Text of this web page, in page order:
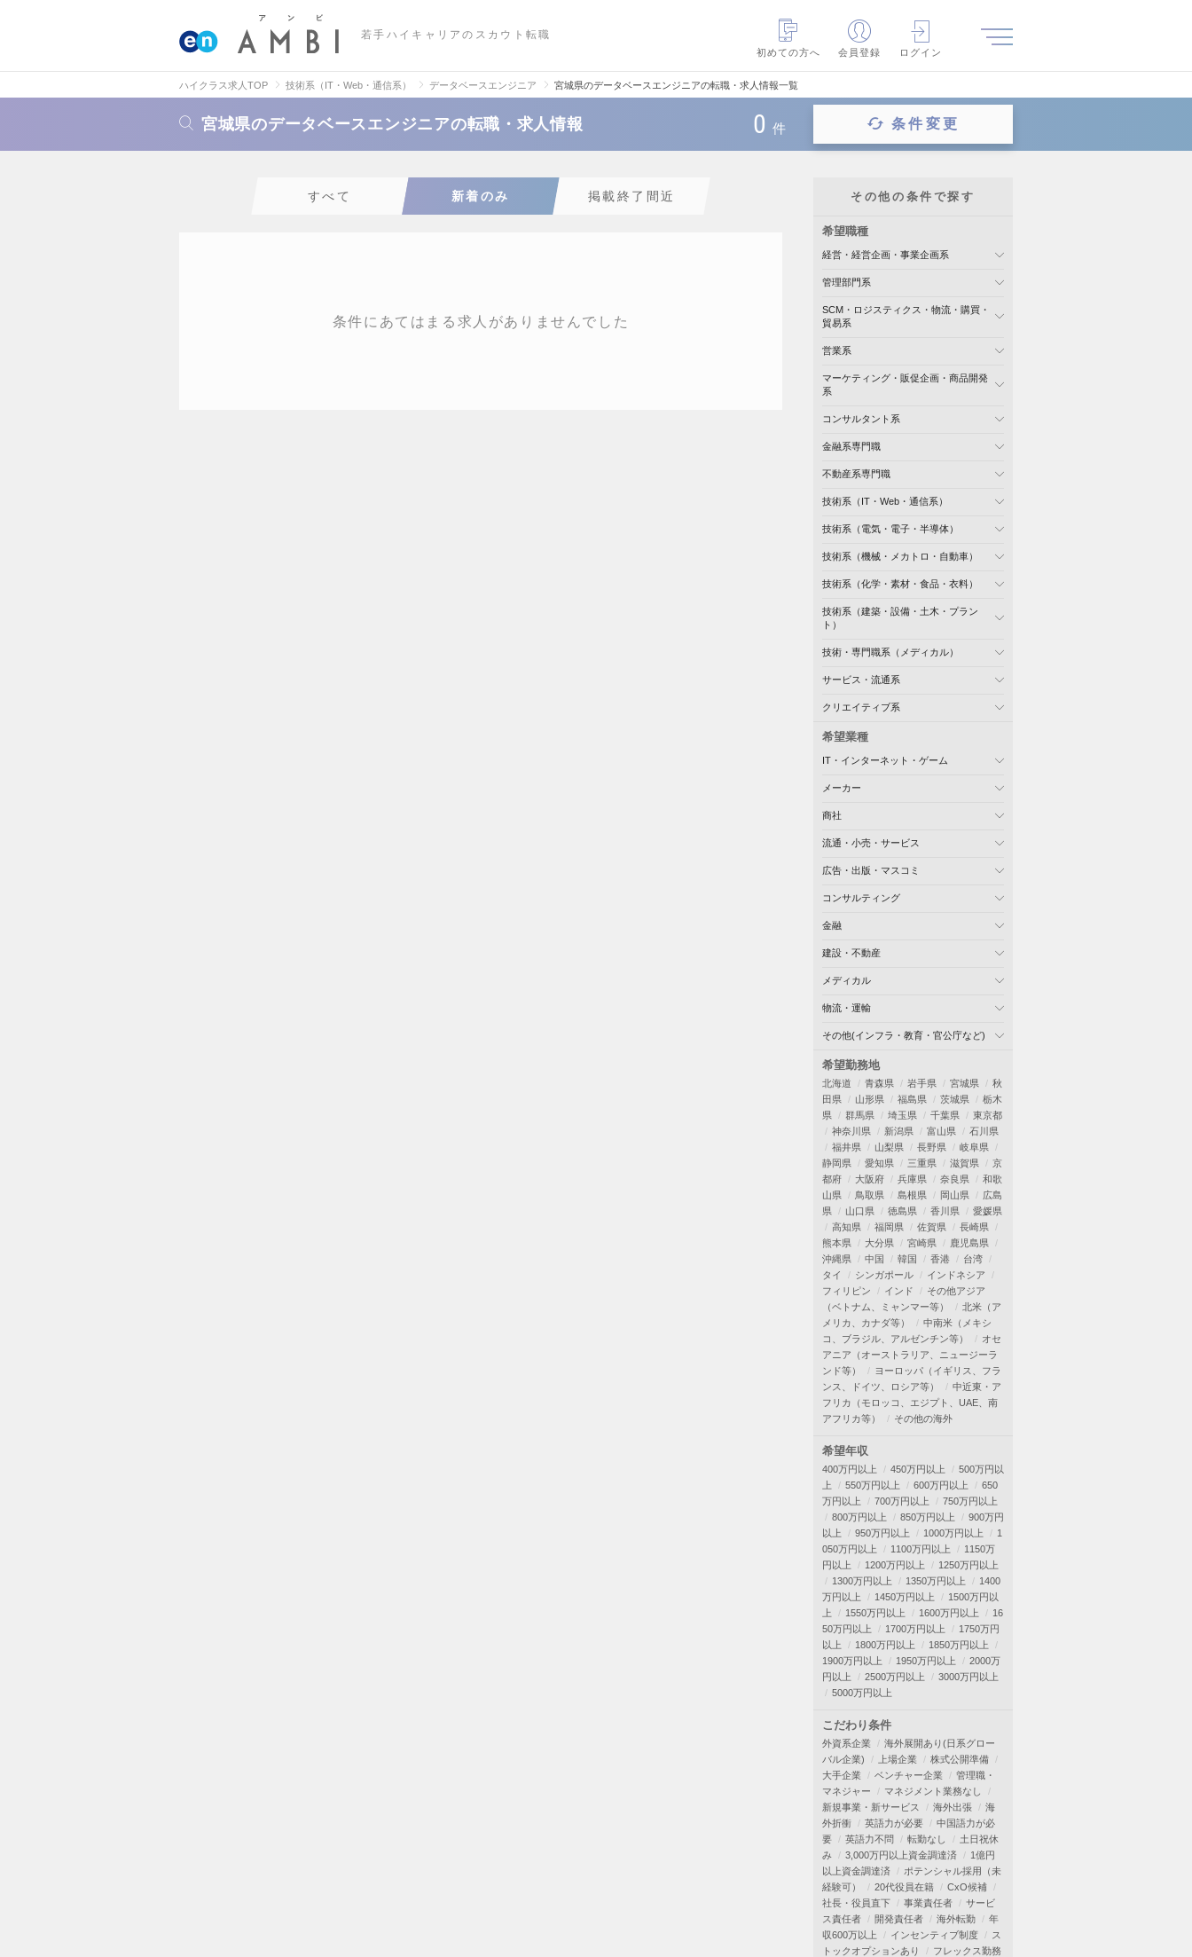
若手ハイキャリアのスカウト転職
初めての方へ
会員登録 ログイン
ハイクラス求人TOP 技術系（IT・Web・通信系） データベースエンジニア 宮城県のデータベースエンジニアの転職・求人情報一覧
宮城県のデータベースエンジニアの転職・求人情報 0 件 条件変更
すべて 新着のみ 掲載終了間近
条件にあてはまる求人がありませんでした
その他の条件で探す
希望職種
経営・経営企画・事業企画系
管理部門系
SCM・ロジスティクス・物流・購買・
貿易系
営業系
マーケティング・販促企画・商品開発
系
コンサルタント系
金融系専門職
不動産系専門職
技術系（IT・Web・通信系）
技術系（電気・電子・半導体）
技術系（機械・メカトロ・自動車）
技術系（化学・素材・食品・衣料）
技術系（建築・設備・土木・プラン
ト）
技術・専門職系（メディカル）
サービス・流通系
クリエイティブ系
希望業種
IT・インターネット・ゲーム
メーカー
商社
流通・小売・サービス
広告・出版・マスコミ
コンサルティング
金融
建設・不動産
メディカル
物流・運輸
その他(インフラ・教育・官公庁など)
希望勤務地
北海道 青森県 岩手県 宮城県
秋
田県
山形県 福島県 茨城県
栃木
県
群馬県 埼玉県 千葉県
東京都
神奈川県
新潟県 富山県
石川県
福井県
山梨県 長野県
岐阜県
静岡県
愛知県 三重県 滋賀県
京
都府
大阪府 兵庫県 奈良県
和歌
山県
鳥取県 島根県 岡山県
広島
県
山口県 徳島県 香川県
愛媛県
高知県
福岡県 佐賀県
長崎県
熊本県
大分県 宮崎県
鹿児島県
沖縄県
中国 韓国 香港
台湾
タイ
シンガポール
インドネシア
フィリピン
インド
その他アジア
（ベトナム、ミャンマー等）
北米（ア
メリカ、カナダ等）
中南米（メキシ
コ、ブラジル、アルゼンチン等）
オセ
アニア（オーストラリア、ニュージーラ
ンド等）
ヨーロッパ（イギリス、フラ
ンス、ドイツ、ロシア等）
中近東・ア
フリカ（モロッコ、エジプト、UAE、南
アフリカ等）
その他の海外
希望年収
400万円以上 450万円以上
500万円以
上
550万円以上 600万円以上
650
万円以上
700万円以上
750万円以上
800万円以上
850万円以上
900万円
以上
950万円以上 1000万円以上
1
050万円以上
1100万円以上
1150万
円以上
1200万円以上
1250万円以上
1300万円以上
1350万円以上
1400
万円以上
1450万円以上
1500万円以
上
1550万円以上 1600万円以上
16
50万円以上
1700万円以上
1750万円
以上
1800万円以上
1850万円以上
1900万円以上
1950万円以上
2000万
円以上
2500万円以上
3000万円以上
5000万円以上
こだわり条件
外資系企業
海外展開あり(日系グロー
バル企業)
上場企業
株式公開準備
大手企業
ベンチャー企業
管理職・
マネジャー
マネジメント業務なし
新規事業・新サービス
海外出張
海
外折衝
英語力が必要
中国語力が必
要
英語力不問 転勤なし
土日祝休
み
3,000万円以上資金調達済
1億円
以上資金調達済
ポテンシャル採用（未
経験可）
20代役員在籍
CxO候補
社長・役員直下
事業責任者
サービ
ス責任者
開発責任者 海外転勤
年
収600万以上
インセンティブ制度
ス
トックオプションあり
フレックス勤務